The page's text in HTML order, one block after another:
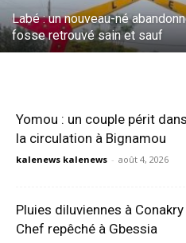
Labé : un nouveau-né
fosse retrouvé sain et sauf
Yomou : un couple périt
la circulation à Bignamou
kalenews kalenews - août 4, 2026
Pluies diluviennes à
Chef repêché à Gbessia